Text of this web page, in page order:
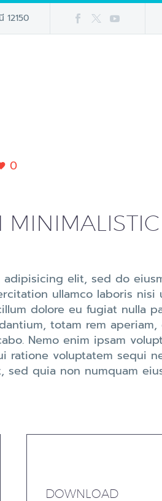
12150
0
MINIMALISTIC
elit, sed do
ullamco laboris
dolore eu fugiat nulla
totam rem
Nemo enim ipsam
ratione voluptatem sequi
quia non numquam
DOWNLOAD